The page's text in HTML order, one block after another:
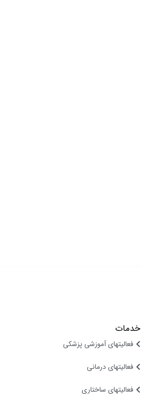
خدمات
فعالیتهای آموزشی پزشکی
فعالیتهای درمانی
فعالیتهای ساختاری